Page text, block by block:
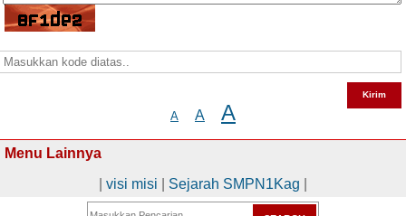
A A A
Menu Lainnya
| visi misi | Sejarah SMPN1Kag |